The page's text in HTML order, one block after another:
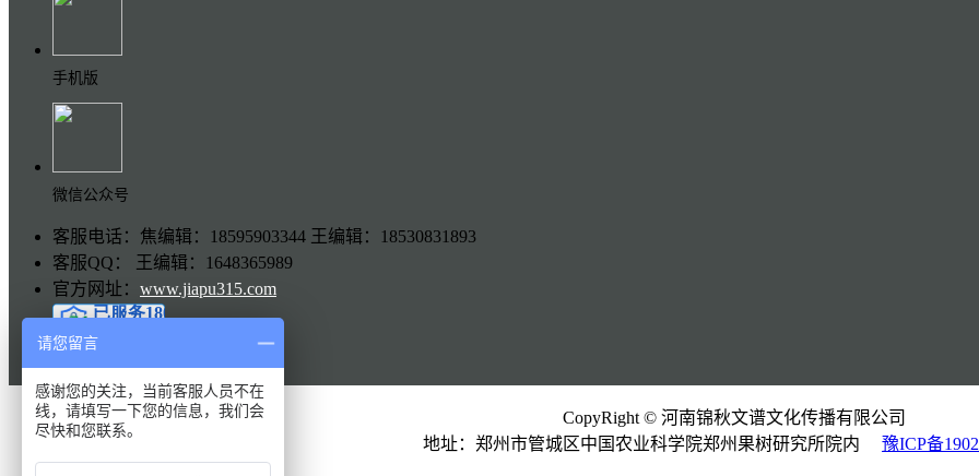
手机版
微信公众号
客服电话：焦编辑：18595903344 王编辑：18530831893
客服QQ： 王编辑：1648365989
官方网址： www.jiapu315.com
CopyRight © 河南锦秋文谱文化传播有限公司
地址：郑州市管城区中国农业科学院郑州果树研究所院内 豫ICP备
请您留言
感谢您的关注，当前客服人员不在
线，请填写一下您的信息，我们会
尽快和您联系。